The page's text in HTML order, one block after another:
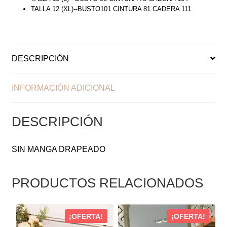
TALLA 12 (XL)--BUSTO101 CINTURA 81 CADERA 111
DESCRIPCIÓN
INFORMACIÓN ADICIONAL
DESCRIPCIÓN
SIN MANGA DRAPEADO
PRODUCTOS RELACIONADOS
¡OFERTA!
ESTE
PRODUCTO
¡OFERTA!
ESTE
PRODUCTO